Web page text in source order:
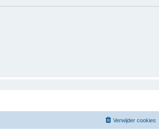
Verwijder cookies